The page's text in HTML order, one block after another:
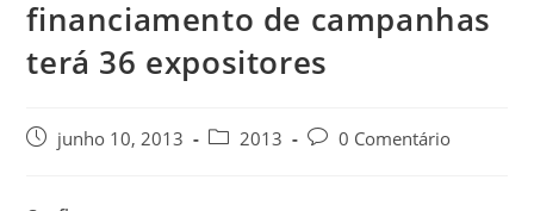
financiamento de campanhas
terá 36 expositores
junho 10, 2013 2013 0 Comentário